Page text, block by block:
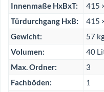
Innenmaße HxBxT:
415
Türdurchgang HxB:
415
Gewicht:
57
Volumen:
40
Max. Ordner:
3
Fachböden:
1